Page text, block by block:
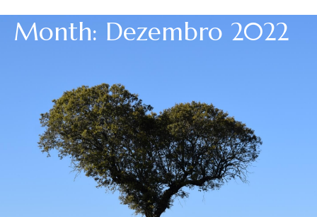
Month: Dezembro 2022